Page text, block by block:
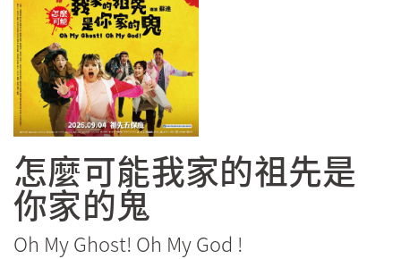
怎麼可能我家的祖先是
你家的鬼
Oh My Ghost! Oh My God !